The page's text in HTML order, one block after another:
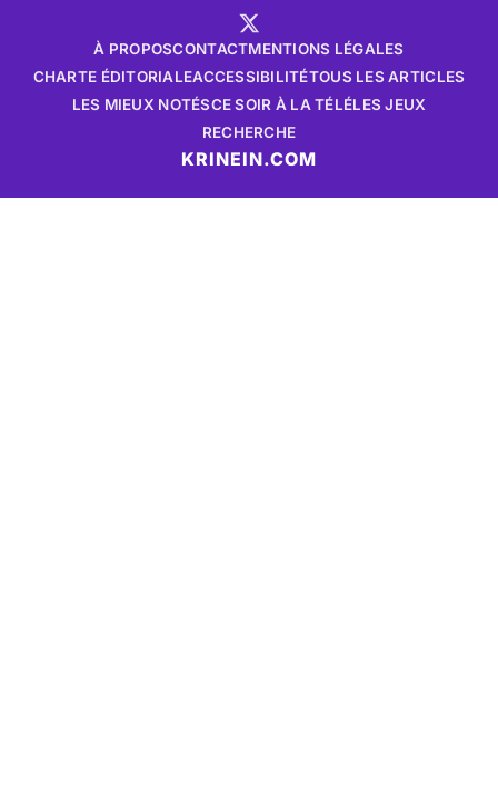
À PROPOSCONTACTMENTIONS LÉGALES
CHARTE ÉDITORIALEACCESSIBILITÉTOUS LES ARTICLES
LES MIEUX NOTÉSCE SOIR À LA TÉLÉLES JEUX
RECHERCHE
KRINEIN.COM